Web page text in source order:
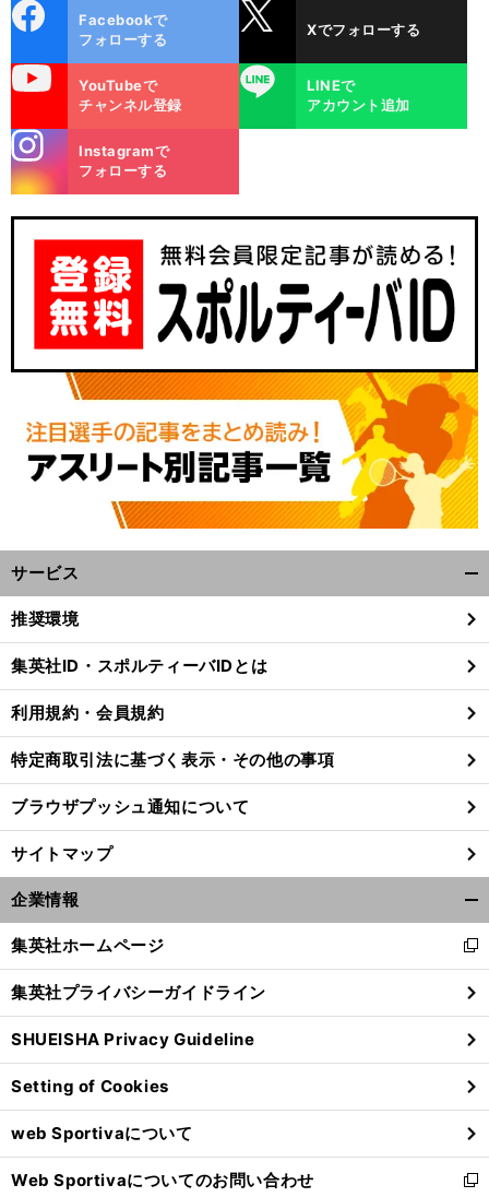
カ
Ｊ
」
ok
Facebookで
フォローする
Xでフォローする
YouTubeで
チャンネル登録
LINE
LINEで
アカウント追加
m
Instagramで
フォローする
サービス
閉
る
推奨環境
集英社ID・スポルティーバIDとは
利用規約・会員規約
特定商取引法に基づく表示・その他の事項
ブラウザプッシュ通知について
サイトマップ
企業情報
閉
る
集英社ホームページ
新
し
い
ウ
ィ
ン
ド
ウ
で
開
く
集英社プライバシーガイドライン
SHUEISHA Privacy Guideline
Setting of Cookies
web Sportivaについて
Web Sportivaについてのお問い合わせ
新